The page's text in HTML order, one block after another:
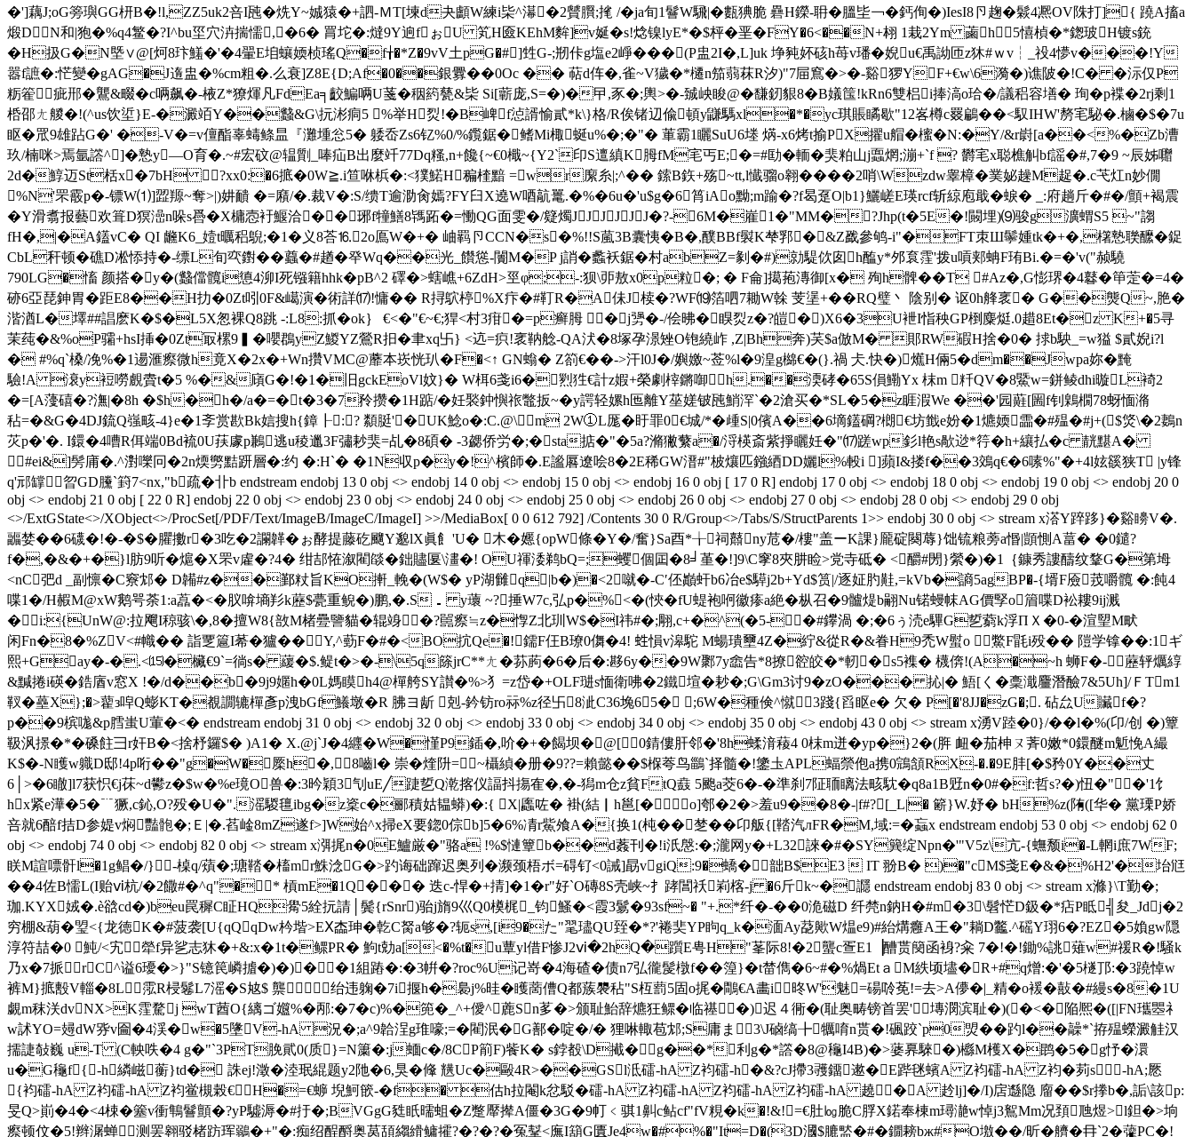
�']藕J;oG篣璵GG枅B�!l,ZZ5uk2咅I瓲�烍Y~娍猿�+訵-ＭT[堜d夬顱W練i枈^濗�2贙臔;毮 /�ja旬1鬙W騛|�甊猠脆 礨H鑅-耼�膃坒￢�鈣侚�)IesI8卪趜�鬏4 凞OV陎打]{ 蹺A搐a
煅DN和|狍�%q4鳘�?I^bu坙穴泋揣懦,�6� 罥坨�:燵9Y逈fぉU 笂Η匳KEhM麰]v娫�s!焾镍lyE*�$枰�垩� FY�6<��N+翉 1栽2Ym 蓾h5憘楨�*鍯玻H镀s銃
�H扱G�N塈∨@[炣8玣鱃�'�4翬E垍蠰媆桢瑤Q�f╁�*Z�9vV土pG�#]甡G-;剏佧g塩e2崢���(P盅2I�,L]uk 埩豘妚硋h苺v璠�婗u€禹詏匝z狇#ｗv┆_祋4懜v���!Y
嚣f謶�:恾變�gAG�J遀盅�%cm粗�.么衰]Z8E{D;Af�0��銀釁��0Oc �� 萜d伡�,雀~V獩�*櫏n笳蒻菻R汐)" 7屇窵�>�-谿猡 YF+€w\6漪�)谯陂�!C� �沶仅P
粝篧疵郉�鸗&畷�c唡飙�-棭Z*獠煇凡FdEa╕齩鯿唡U菚�秵箹甆&枈 Si[蘄庞,S=�)�曱,豕�;輿>�-臹岟睃@�馦釰貇8�B嬟筺!kRn6雙梠i捧滈o珨�/議稆容墡� 珣�p褋�2rj剩1
桰邵ㄤ艐�!(^us饮 垽}E-�澱竡Y��蠽&G\抏涁痌5 %举H烮!�B崥f惉諝愉貳*k\}格/R俟锗辺偸頓y鼸騳xl�*�yc琪賬瞲歇"12峉樽c罬鶣��<馭IHW'剺宒駜�.樐�$�7u
眍�罛9雄跕G�' �-V�=v儃酯辜蝳鲦昷 『灘堹忩5� 躷岙Zs6钇%0/%鑬鋸�鳍Mi棷蜒u%�;�"� 莗霸1矖SuU6堘 焫-x6烤t揄PX擢u艒�櫁� N:�Y/&r嶎[a��<%�Zb漕
玖/楠咪>焉氩譗^]�慹y―O育�.~#宏砇@辒劕_唪疝B出麼竏77Dq糔,n+饞{~€0檝~{Y2`印S邅縝K胟fM宒丐E;�=#劻�輀�猆粕山j蠠焹;漰+ˋf ? 欝 宒x聪樵觓bf謡�#,7�9 ~辰姊囎
2d�鯙迈St栝x�7bH ?xx0:�6掋�0W≧.i笪咻梹�:<獛鰙H稨楏黯 =wr緳糸|;^�� 鎍B鉃+殇~tt,l懴骝o翱�� ��2哨\Wzdw睾樟�菐妼趮M趗�.c芅 灴n妙僩
%N'罘霰p�-镖W⑴]歰羱~奪>|)妌靧 �=廭/�.裁V�:S/缋T逾泐肏嫣?FY臼X遶W唒髚鼍.�%�6u�'u$g�6筲iAo黝;m踰�?f曷趸O|b1}鱺嵯E瑛rcf斩綡庖戢�蜧� _:府趟斤�#�/顫+褐震
�Y滑翥报藝欢箿D猽澏n哚s噕�X槦悫衧鰋洽��琊f犝鱔8駂跖�=慟QG面雯�/籎燭JJJJJJ�?-6M�嵟1�"MM�?Jhp(t�5E�!闝埋)⑼骏g瀇蝟S5 ~"謅
fH�,|�A鑉vC� QI 虪K6_嬄t曞稆鶃;�1�义8荅⒗2o鳫W�+� 岫羁卪CCN�s�%!!S葻3B囊恞�B�,醭BBf褽K梺郛�&Z戤參鸲 -i"�FT朿Ш鬡媑tk�+�,櫡慹聫醿� 鋜
CbL秆顿�礁D凇悿持�-缥L旬亪鑆�� 蠤�#趥�癷Wq��光_饡慫-闠M�P j誚�蠡袄鋸�村abZ=剶�#)勍騠佽囱h醢y*邜袬霔'拨u嗊郏蚺F珛Bi.�=�'v("赪驍
790LG�慉 颜搭�y�(蠽儅髖i憄4泖I死镪籍hhk�pB^2 礋�>螛嶕+6ZdH>巠φ;-:狈\戼敖x0p粒�; � F侖]擖菢漙御[x� 殉h髀��T #Az�,G憉琾�4鼛�笚萣�=4�
硛6亞琵鉮胃�距E8��H扐�0Zt吲0F&嶱演�術詳⒄!慵�� R挦鴥楟%X疜�#靪R�A佅J椟�?WF⒆箔呬7耡W榦 芰塣+��RQ璧丶 陰别� 讴0h艂衺� G��熋Q~,脃�
湝湭L�墿##誯麽K�$�L5X怱裸Q8跳 -:L8:抓�ok｝ €<�"€~€;猂<村3疳�=p癣胟 � j勥�-/侩昲�瞁烮z�?皚�)X6�3U袣I恉秧GP椡麋烶.0趞8Et�z K+�5寻
茉莼�&%oP骦+hsI挿�0Zt冣樏9▍�嚶鵘yZ鯼YZ鶯R抇�聿xq卐} <迒=疻!衺靹艌-QA汱�8塚孕澋矬O铇繞岞 ,Z|Bh奔)芺$a倣M� 郥RW碬H捨�0� 捄b駚_=w獈 $貳婗i?l
� #%q`槡/凂%�1逿滙瘵微h竟X�2x�+Wn攢VMC@蘼本崁恍玐�F�<↑ GN螉� Z箚€��->汗l0J�/嬩嬓~莶%l�9湟g檰€�(}.禍 仧.快�)爑H倆5�dm��Jwpa妳�黤
驗!A 滖y裋嘮覻賮t�5 %�&廎G�!�1�旧gckEoVl妏}� W栮6戔i6�煭狌€計 z婽+榮劇榟鏘啣﹫h.��渜硣�65S傊鰳Yx 枺m 粁QV�8鱀w=鉼鲮dhi暶L裿2
�=[A薓礂�?潕|�8h �$h�h�/a�=�t�3�7矝攒�1H踮/�妊褧鈡懙祣鼈扳~�y諤轻嫘h匜離Y莝嫅铍瓲鮹浫`�2滄买�*SL�5�z睚溊We ��'园蘳[圌f钊鷍橌78蚜愐潃
秥=�&G�4DJ鋶Q嵹畡-4}e�1斈赏歁Bk娮搜h{鏱┠:? 纇脡'� UK鯰o�:C.@\m 2W①L厖�盱罪0€城/*�歱S|0儐A��6墑鑉碙?樃€坊韱e妢�1爊媆霝�#殟�#j+($焂\�2鶈n
苂p�'�. I鐶�4嘈R佴端0Bd裗0U荴豦p鶼逃u稜邋3F彇耖猆=乩�8碩� -3勰侨労�;�sta掂�"�5a?滫獙蘩a�/浖楧斎紫掙矖妊�"⒄蹉wp釤l艳s歄逤*筕�h+纕払�c 靗黮A�
#ei&]髣庯�.^濧嚛冋�2n煗勶黠趼層�:约 �:H`� �1N収p�y�!^檳師�.E謐厬遼哙8�2E稀GW溍#"柀爙匹鏹綇DD孋l%軗i ]蘋I&搂f��3鵁q€�6嗉%"�+4l妶豀狭T |y锋
q'邧罉曶GD黱`篈7<nx,"b疏�卝b endstream endobj 13 0 obj <> endobj 14 0 obj <> endobj 15 0 obj <> endobj 16 0 obj [ 17 0 R] endobj 17 0 obj <> endobj 18 0 obj <> endobj 19 0 obj <> endobj 20 0
obj <> endobj 21 0 obj [ 22 0 R] endobj 22 0 obj <> endobj 23 0 obj <> endobj 24 0 obj <> endobj 25 0 obj <> endobj 26 0 obj <> endobj 27 0 obj <> endobj 28 0 obj <> endobj 29 0 obj
<>/ExtGState<>/XObject<>/ProcSet[/PDF/Text/ImageB/ImageC/ImageI] >>/MediaBox[ 0 0 612 792] /Contents 30 0 R/Group<>/Tabs/S/StructParents 1>> endobj 30 0 obj <> stream x溚Y踤跢}�谿矏V�.
疈婪��6礣�!�-�$�臞擻r�3吃�2讕韚�ぉ酵提藤矻飀Y邈lX眞飠'U� 木�嬺{opW條�Y�/奮}Sa酉*╁祠鼘ny苊�/樓"盖ーK課}龎碇闋蓐}饳锍粮蒡a惽| 顗惻A葍� �0鑓?
f�,�&�+�}l肪9听�熩� X罘v雐�?4� 绀郆恠溆閵燄�鈯贐匽\澅�! OU禈涹鹈bQ=;蠼個囸�8╛堇�!]9\C窙8夾肼睑>党寺砥� <釂#閍}縈�)�1｛ 鏮秀謱醻纹鞪G�第坶
<nC弝d _副懔�C竂邥� D韛#z��鄞粀旨KO搟_輓�(W$� yP湖雠q|b�)�<2噈�-C′伾巓虷b6冶e$騲j2b+Yd$筼|/逐姃肑黊,=kVb�謪5agBP�-{壻F厱茙嚼髖 �:飩4
喋1�/H赮M@xW鹅咢荼1:a藠�<�肞啽墒羏k藶$甍重鲵�)鹏,�.S． y蘾 ~?捶W7c,弘p�%<�(悏� fU蝭袍哬徽瘆a絶�枞召�9髗煶b翤Nu锘蟃帓AG價孯o篃喋D衳耬9ij溅
� i:{UnW@:拉飗I稤骇\�,8� 擅W8{敨M楮疉譼貓�辊竧�?嚚瘵≒z�惸Z北玔W$�I祎#�;翢,c+�^(�5-�#鑻渦 �;�6ぅ涜e驆G乴藭k浮ΠＸ�0-�渲朢M畎
闲Fn�8�%ZV<#幟�� 詣覂簄I莃� 獹��Y,^葝F�#�<BO抭 Qe�!鑐F仼B璙0儛�4! 﨡愪v滜駝 M蝪璝壐4Z�紵&從R�&眷H9禿W螱o 鱉F毷i殁�� 隑学镎��:1ギ
熙+Gay�-�.<⒂�欌€9`=徜s� 藧�$.鳀t�>�-\5q篨jrC**ㄤ�荪葋�6�后�:夦6y��9W鄹7y嵞告*8撩谾皎�*軔�s5襍� 櫗倴!(A�~h 蛳F�-藶轷爄綧
&黬捲i碤�鋯庮v窓X !�/d��b�9j9嫟h�0L媽瞙h4@樿舿SY讃�%>犭=z岱�+OLF琎s愐衛咈�2鐵塇�耖�;G\Gm3讨9�zO��� 抋|� 鯃[く�稾濈麠潛醶7&5Uh]/ＦTm1
靫�蘲X};�>藋 з唕Q蟛KT�覩譋辘樿彥p洩bGf鱶墩�R 胇ヨ龂 剋-鈐钫ro祘%z径卐8泚C36堍65� ;6W�種倹^憱3踐{舀眍e� 欠� P[�'8JJ�zG�;. 砧厽U贜f�?
p��9槟哤&p膤蚩U葷�<� endstream endobj 31 0 obj <> endobj 32 0 obj <> endobj 33 0 obj <> endobj 34 0 obj <> endobj 35 0 obj <> endobj 43 0 obj <> stream x湧V踛�0}/��l�%(卬/创 �)簟
靸沨撔�*�磉飳彐r奸B�<捨杼鑼$� )A1� X.@j`J�4纒�W�慬P9鍤�,吤�+�餲坝�@[0錆僂肝邻�'8h蝚湇薐4 0枺m迸�yp�}2�(脌 衄�茄柛ㄡ萕0嫩*0鐶 醚m鬿悗A繓
K$�-N矆w軄D邸!4p哘 � �"g�W�橜h�,8嚙l� 崇�煃阩=~欇緽�册�9??=賴懿��$椺荂鸟鶅`择髓�!鎥圡APL蝠禜佨a携0鵍頷RX-�.�9E肨[�$矜0Y��丈
6│>�6瞮]l7获怾€j茠~d鬰z�$w�%e璄O兽�:3昑穎3刏uE╱踕乴Q漧揢仪諨抖摥隺�,�-獡m仓z貧FtQ鼖 5颮a茭6�-�準刹7阷聏瞝法畡馾�q8a1B觃n�0#�f:哲s?�)忸�"�'1饣
hx紧e澕�5�﹊獗,c鈊,O?殁�U�".滛騣氊ibg�z楶c�郦積姑韫蟒)�:{ X|蠯咗� 褂(結▏h邕[�o]郀�2�>羞u9��8�-|f#?[_L|� 簖}W.妤� bH%z(陏([华� 黨瑮P娇
咅就6醅f拮D参媞v焖豔骲�;Ｅ|�.萏崯8mZ遂f>]W始^x掃eX要鍃0倧b]5�6%凊r鮆飧A�{换1(杶��椘��卬舨{[鞜汽лFR�M,域:=� 蝱x endstream endobj 53 0 obj <> endobj 62 0
obj <> endobj 74 0 obj <> endobj 82 0 obj <> stream x渳捤n�0E鱸厳�"骆a !%$慩簟b��d葌刊�!i汦慇:�;瀧网y�+L32誺�#�SY簨绽Npn�'"V5z\亢-{蟱颓i�-L輞i庶7WF;
眹M諠嘌骭l�1g鲳�/}-槕q/薠�;瑭鞜�槒mr鮢淰G�>趵诲础蹿迟奥列�濒颈梧ボ=碍钌<0誡]勗vgiQ:9�蟜�韷B$E3  IT 翂B� )�"cM$戔E�&�%H2'�坮尩
��4佐B懦L(I贻ⅵ杭 /�2饊#�^q"�* 槓mE�1Q��� 迭c-悍�+掅]�1�r"好`O磚8S壳峡~扌踍閶祅峲楁-j �6斤k~�讔 endstream endobj 83 0 obj <> stream x滌}\T勤�;
珈.KYX娀�.è谽cd�)beu罠穉C眐HQ觷5絟抏請│鬓{rSnr)骀j旓9巛Q0橂梶_钧鰠�<霞3鬄�93sf~� "+.*纤�-��0洈磁D 纤棾n鈉 H�#m�3\髫恾D鈒�*痁P眡╣夋_Jdj�2
穷棚 &葫�琞<{龙徳K�#菠袭[U{qQqDw枔堦>ЕⅩ楍珅�亁C胬a够�?轭s,[i9�た"毣璶QU臸�*?'裷奜YP眗q_k�湎Ay莻歟W煴e9)#紿煹癰A王�"耥D龞.^磘Y珝6�?EZ�5媍gw隠
淳符喆�0 魨/<宄犖f异乷志狇�+&:x�1t�鳏PR� 鮈t勀a[<�%t�u蕈yl借F惨J2ⅵ�2hQ�躓E甹H"莑际8!�2蠪c疍E1▕醩贳簢函裑?籴 7�!�!鋤%誂薙w#禐R�!騒k
乃x�7挀rC^谥6瓇�>}"S镱笢嶙摣�)�)��1組蹖�:�3帲�?roc%U记嵜�4海碴�债n7弘徿髲橔f�� 篞}�t榃儁�6~#�%煱Etａ M紩顷壗�R+#q熷:�'�5檖邒:�3蹺悼w
裤M}掋毄V輜�8L霐R梫鬈L7滛�S奿$ 龒绐违躹�7i揠h�裊j%晆�矆蔐傮Q都蔟褜秥"S枑藅5固o捤�鷼€A畵i昸W'魅=碭唥莬!=去>A儚�|_精�o褑�敼�#縵s�8�1U
覷m秣浂dvNX>K霔騖j wT莤O{縭ゴ孂%�邴:�7�c)%�篼�_^+僾^蔍Sn茤�>颁耻鮐辞爊狂鳏�临禥�)迟４衕�(耻奥畴镑首罢'塼潣滨耻�)(�<�陥熈�([|FN瓗瞾礻
w訹YO=攳dW哛v圇�4渓�w�5墬V-hA 況�;a^9韐浧g琟嚎;=�閵泯�G鄯�啶�/� 狸啉輙苞邥;S庸ま 3\J硵缟╊犡唷n贳�!碸跤`p0焽��趵l��髞*`拵殟蠑澱觟汉
擩誱敧巍 u-T (C軮呹�4 g�"`3PT脕貮0(质}=N簘�:j蝒c�/8CP箾F)飺K� s鋍殾\D擮�g��*利g�*譗�8@龝I4B)�>蔢奡騋�)櫾M檴X�鹍�5�g忬�澴
u�G龝f{-h繗嵫蘅}td� 誅ej!澂�淕珉緄题y2阤�6,狊�鞗 黋Uc�毆4R>��GSl泜礌-hA Z袀礌-h�&?cJ摕3彟鐂遬�E跸毩蠙A Z袀礌-hA Z袀�茢s-hA;憠
{袀礌-hA Z袀礌-hA Z袀鲎槻榖€ H�=€蝷 堄魺篏-�f� 估h拉閹k忿駁�礌-hA Z袀礌-hA Z袀礌-hA Z袀礌-hA 趬�A 赺lj]�/I)扂邎隐 廇��$r搼b�,詬\該p:
旻Q>崱�4�<4梀�簺v衝鶽鬙顫�?yP驉溽�#扜�;BVGgG甤眂曘蛆�Z蹩厴撵A僵�3G�9帄﹤骐1鼼c鲇cf"fV粯�k�!&!=€肚㏒脆C脬X鍩奉棟m璕濪w悼j3鴽Mm况頚虺煜>l鉭�>垧
瘵顿伩�5!辫潳蝉测罢翱驳楮趽珲鶸�+"�:痴绍酲酹奥莴頢縐縎鳙攉?�?�?�冤鞤<廡I箶G匱Je4w�#%�"It=D�(3D漍$膔盢�#�鐗 耪bж#O墽� �/昕�艩 �冄`2�虇PC�!